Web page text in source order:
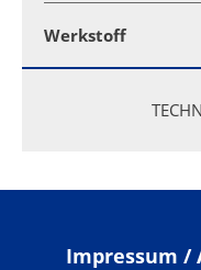
Werkstoff
Impressum /